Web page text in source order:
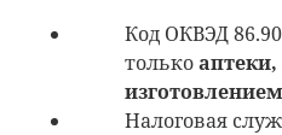
Код ОКВЭД
только
Налоговая